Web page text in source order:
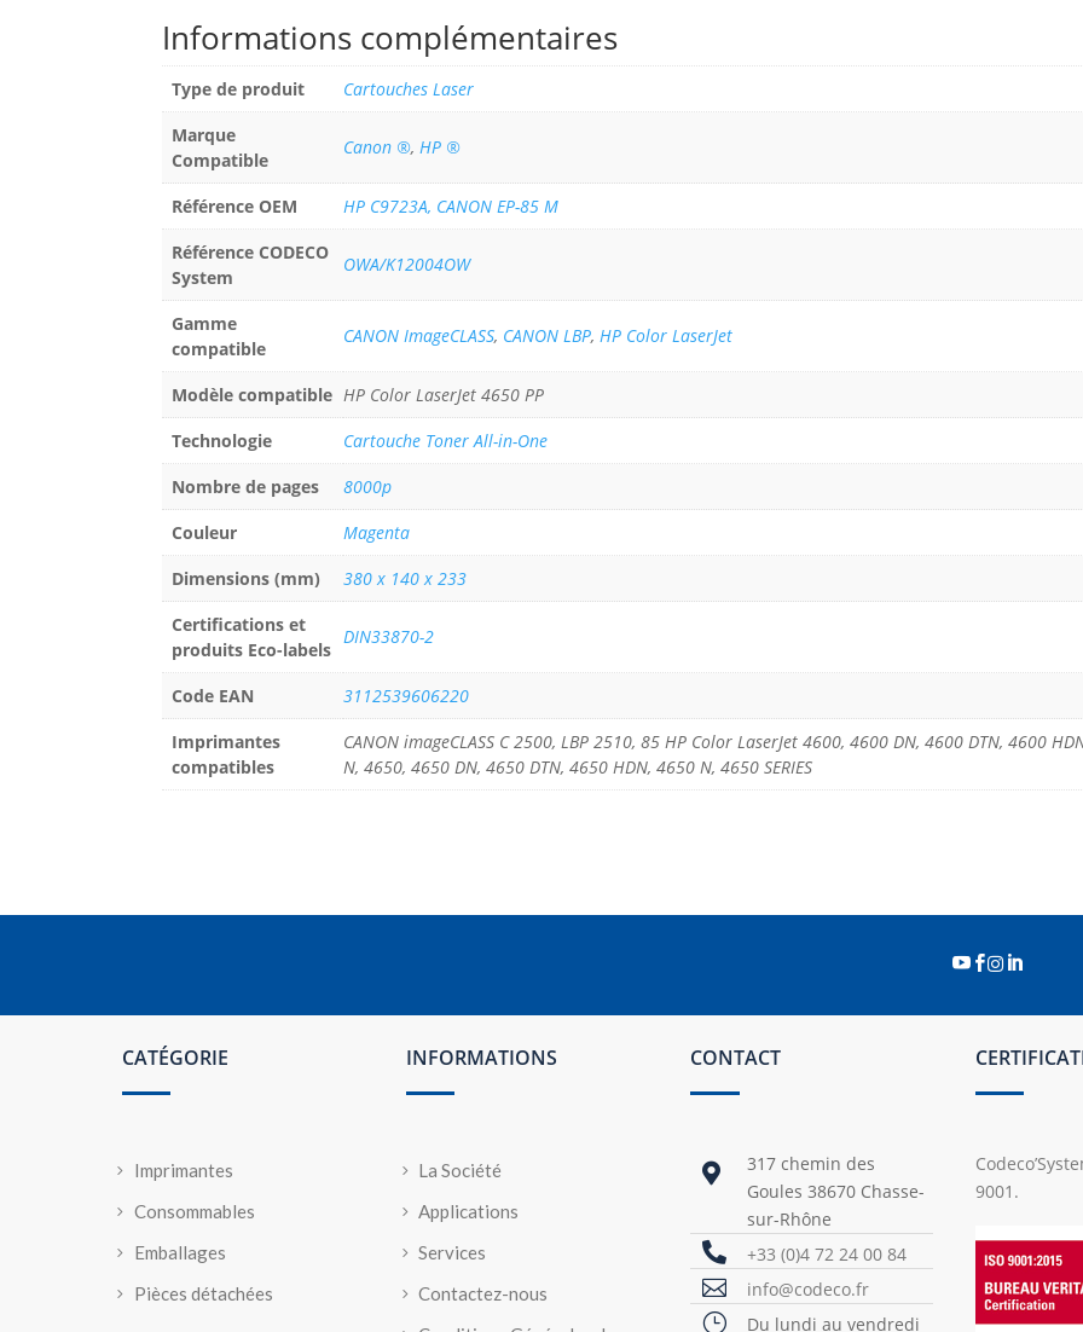
Informations complémentaires
Type de produit
Cartouches Laser
Marque
Compatible
Canon ®,HP ®
Référence OEM
HP C9723A, CANON EP-85 M
Référence CODECO
System
OWA/K12004OW
Gamme
compatible
CANON ImageCLASS, CANON LBP,HP Color LaserJet
Modèle compatible HP Color LaserJet 4650 PP
Technologie
Cartouche Toner All-in-One
Nombre de pages
8000p
Couleur
Magenta
Dimensions (mm)
380 x 140 x 233
Certifications et
produits Eco-labels
DIN33870-2
Code EAN
3112539606220
Imprimantes
compatibles
CANON imageCLASS C 2500, LBP 2510, 85 HP Color LaserJet 4600, 4600 DN, 4600 DTN, 4600
N, 4650, 4650 DN, 4650 DTN, 4650 HDN, 4650 N, 4650 SERIES
 
CATÉGORIE
Imprimantes
Consommables
Emballages
Pièces détachées
INFORMATIONS
La Société
Applications
Services
Contactez-nous
CONTACT

317 chemin des
Goules 38670 Chasse-
sur-Rhône
 +33 (0)4 72 24 00 84
 info@codeco.fr
} Du lundi au vendredi
9001.